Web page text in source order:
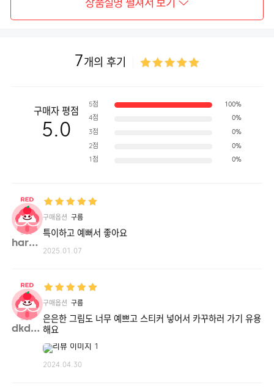
상품설명 펼쳐서 보기
7개의 후기
구매자 평점
5.0
5점 100%
4점 0%
3점 0%
2점 0%
1점 0%
haru0**
구매옵션 구름
특이하고 예뻐서 좋아요
2025.01.07
dkdm**
구매옵션 구름
은은한 그림도 너무 예쁘고 스티커 넣어서 카꾸하러 가기 유용
해요
2024.04.30